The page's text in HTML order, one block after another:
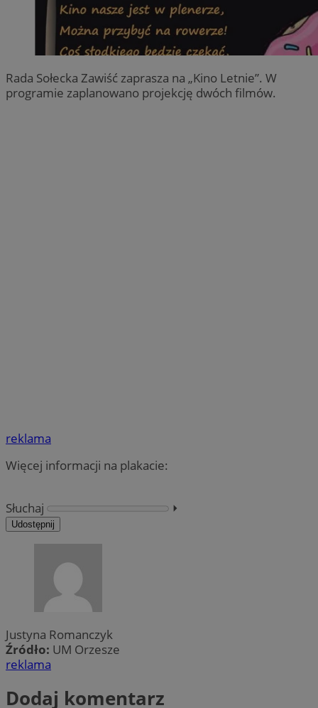
Rada Sołecka Zawiść zaprasza na „Kino Letnie”. W
programie zaplanowano projekcję dwóch filmów.
reklama
Więcej informacji na plakacie:
Słuchaj ⏵︎
Udostępnij
Justyna Romanczyk
Źródło: UM Orzesze
reklama
Dodaj komentarz